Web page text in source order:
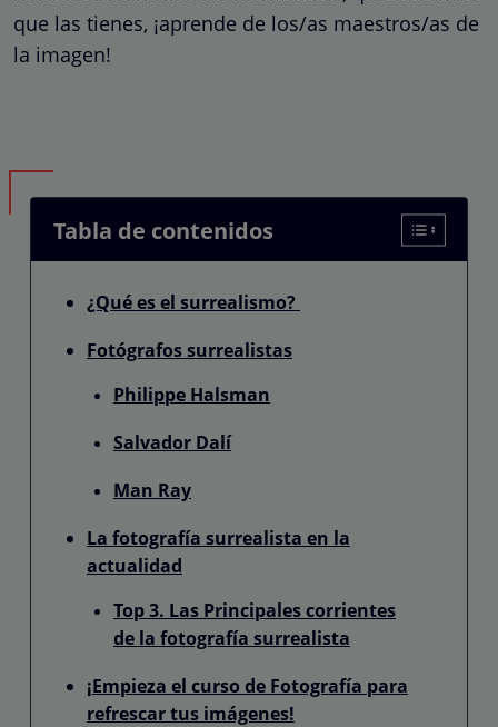
que las tienes, ¡aprende de los/as maestros/as de
la imagen!
Tabla de contenidos
¿Qué es el surrealismo?
Fotógrafos surrealistas
Philippe Halsman
Salvador Dalí
Man Ray
La fotografía surrealista en la
actualidad
Top 3. Las Principales corrientes
de la fotografía surrealista
¡Empieza el curso de Fotografía para
refrescar tus imágenes!